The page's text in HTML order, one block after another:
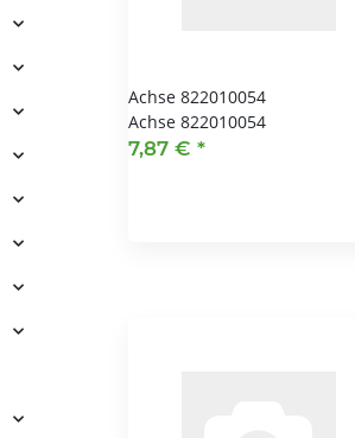
Achse 822010054
Achse 822010054
7,87 € *